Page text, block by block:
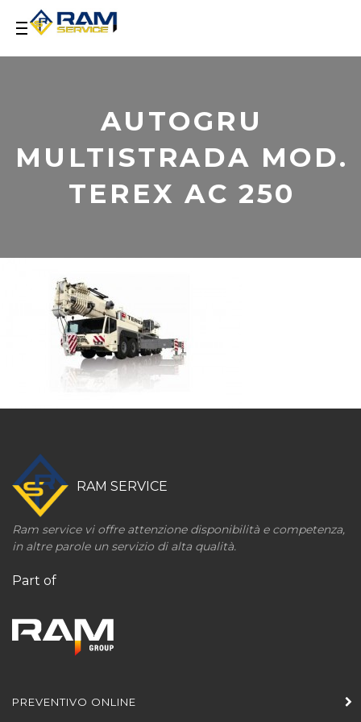
AUTOGRU
MULTISTRADA MOD.
TEREX AC 250
RAM SERVICE
Ram service vi offre attenzione disponibilità e competenza,
in altre parole un servizio di alta qualità.
Part of
PREVENTIVO ONLINE